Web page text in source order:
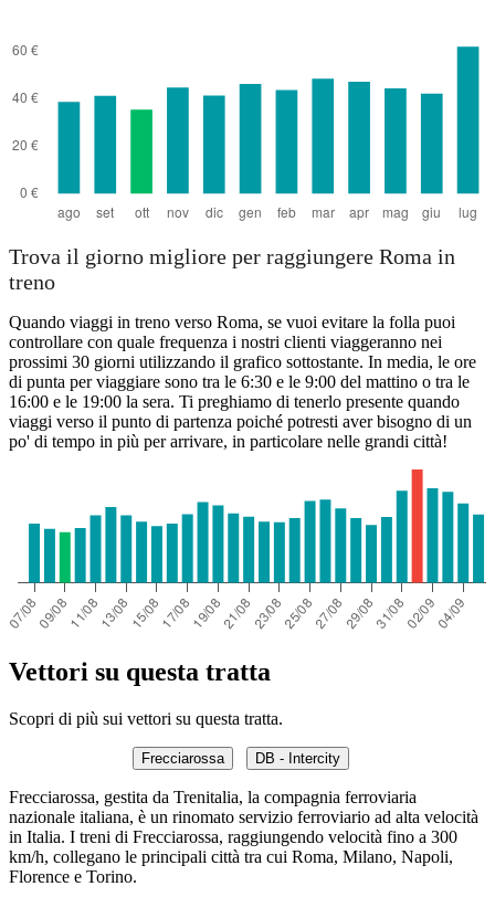
Trova il giorno migliore per raggiungere Roma in
treno
Quando viaggi in treno verso Roma, se vuoi evitare la folla puoi
controllare con quale frequenza i nostri clienti viaggeranno nei
prossimi 30 giorni utilizzando il grafico sottostante. In media, le ore
di punta per viaggiare sono tra le 6:30 e le 9:00 del mattino o tra le
16:00 e le 19:00 la sera. Ti preghiamo di tenerlo presente quando
viaggi verso il punto di partenza poiché potresti aver bisogno di un
po' di tempo in più per arrivare, in particolare nelle grandi città!
Vettori su questa tratta
Scopri di più sui vettori su questa tratta.
Frecciarossa DB - Intercity
Frecciarossa, gestita da Trenitalia, la compagnia ferroviaria
nazionale italiana, è un rinomato servizio ferroviario ad alta velocità
in Italia. I treni di Frecciarossa, raggiungendo velocità fino a 300
km/h, collegano le principali città tra cui Roma, Milano, Napoli,
Florence e Torino.